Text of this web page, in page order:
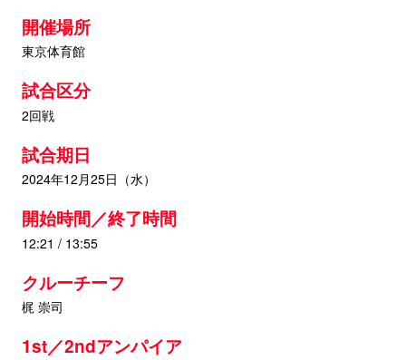
開催場所
東京体育館
試合区分
2回戦
試合期日
2024年12月25日（水）
開始時間／終了時間
12:21 / 13:55
クルーチーフ
梶 崇司
1st／2ndアンパイア